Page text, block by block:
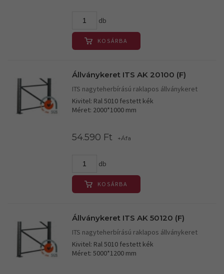
db
KOSÁRBA
Állványkeret ITS AK 20100 (F)
ITS nagyteherbírású raklapos állványkeret
Kivitel: Ral 5010 festett kék
Méret: 2000*1000 mm
54.590 Ft +Áfa
db
KOSÁRBA
Állványkeret ITS AK 50120 (F)
ITS nagyteherbírású raklapos állványkeret
Kivitel: Ral 5010 festett kék
Méret: 5000*1200 mm